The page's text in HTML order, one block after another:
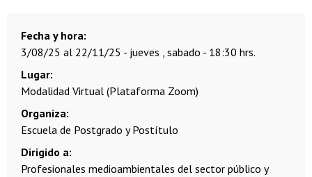
Fecha y hora
3/08/25 al 22/11/25 - jueves , sabado - 18:30 hrs.
Lugar
Modalidad Virtual (Plataforma Zoom)
Organiza
Escuela de Postgrado y Postítulo
Dirigido a
Profesionales medioambientales del sector público y